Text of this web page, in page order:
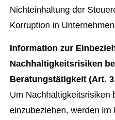
Nichteinhaltung der
Korruption in
Information zur
Nachhaltigkeitsrisiken
Beratungstätigkeit (Art. 3
Um Nachhaltigkeitsrisiken
einzubeziehen, werden im